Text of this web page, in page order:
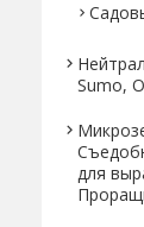
Sumo,
для